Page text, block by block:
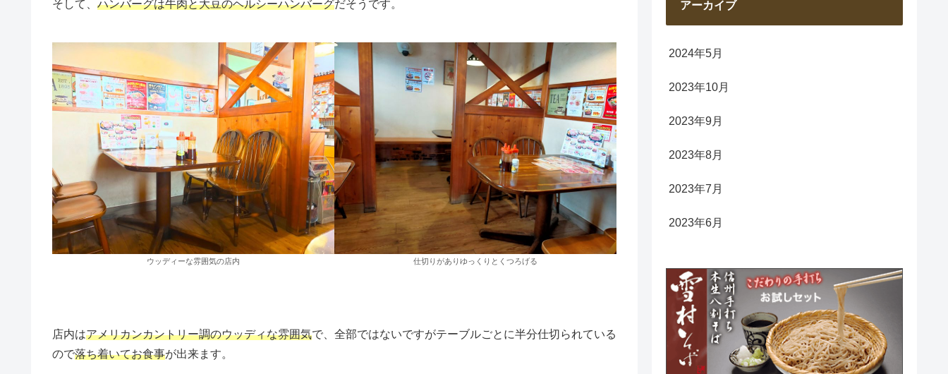
そして、 ハンバーグは牛肉と大豆のヘルシーハンバーグだそうです。
ウッディーな雰囲気の店内 仕切りがありゆっくりとくつろげる
店内はアメリカンカントリー調のウッディな雰囲気で、全部ではないですがテーブルごとに半分仕切られている
ので落ち着いてお食事が出来ます。
アーカイブ
2024年5月
2023年10月
2023年9月
2023年8月
2023年7月
2023年6月